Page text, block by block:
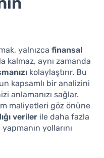
yalnızca finansal
kalmaz, aynı zamanda
kolaylaştırır. Bu
kapsamlı bir analizini
anlamanızı sağlar.
maliyetleri göz önüne
veriler ile daha fazla
yollarını